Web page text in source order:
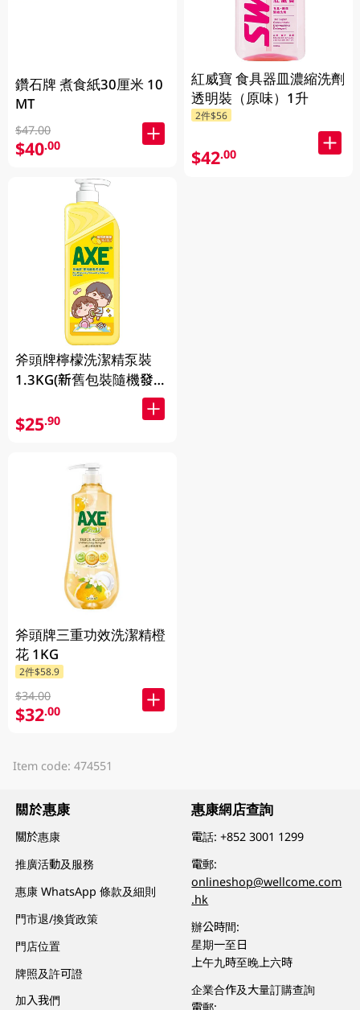
鑽石牌 煮食紙30厘米 10
MT
$47.00
$40.00
斧頭牌檸檬洗潔精泵裝
1.3KG(新舊包裝隨機發
$25.90
斧頭牌三重功效洗潔精橙
花 1KG
2件$58.9
$34.00
$32.00
紅威寶 食具器皿濃縮洗劑
透明裝（原味）1升
2件$56
$42.00
Item code: 474551
關於惠康
關於惠康
推廣活動及服務
惠康 WhatsApp 條款及細則
門市退/換貨政策
門店位置
牌照及許可證
加入我們
惠康網店查詢
電話:+852 3001 1299
電郵:
onlineshop@wellcome.com
.hk
辦公時間:
星期一至日
上午九時至晚上六時
企業合作及大量訂購查詢
電郵: